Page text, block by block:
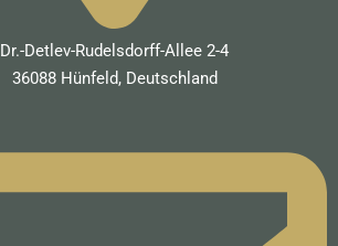
Dr.-Detlev-Rudelsdorff-Allee 2-4
36088 Hünfeld, Deutschland